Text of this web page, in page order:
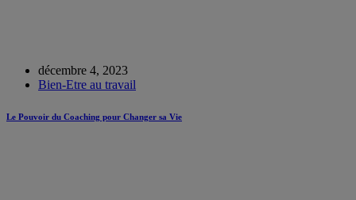
décembre 4, 2023
Bien-Etre au travail
Le Pouvoir du Coaching pour Changer sa Vie